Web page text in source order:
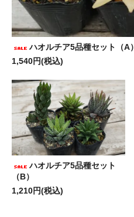
ハオルチア5品種セット（A）
1,540円(税込)
ハオルチア5品種セット
（B）
1,210円(税込)